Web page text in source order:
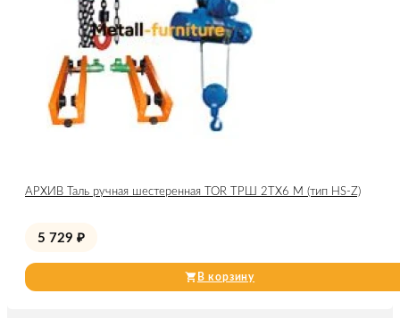
АРХИВ Таль ручная шестеренная TOR ТРШ 2ТХ6 М (тип HS-Z)
5 729 ₽
В корзину